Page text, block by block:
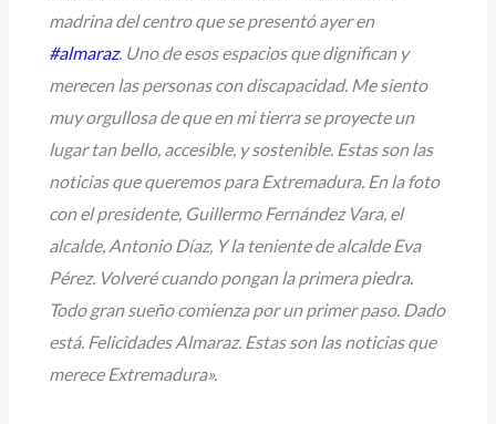
madrina del centro que se presentó ayer en
#almaraz. Uno de esos espacios que dignifican y
merecen las personas con discapacidad. Me siento
muy orgullosa de que en mi tierra se proyecte un
lugar tan bello, accesible, y sostenible. Estas son las
noticias que queremos para Extremadura. En la foto
con el presidente, Guillermo Fernández Vara, el
alcalde, Antonio Díaz, Y la teniente de alcalde Eva
Pérez. Volveré cuando pongan la primera piedra.
Todo gran sueño comienza por un primer paso. Dado
está. Felicidades Almaraz. Estas son las noticias que
merece Extremadura».